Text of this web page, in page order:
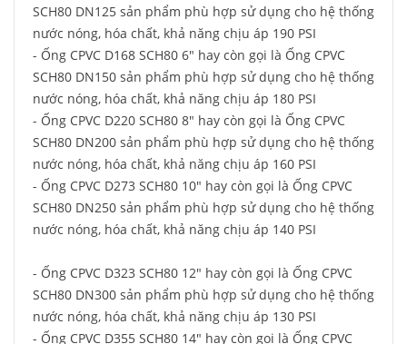
SCH80 DN125 sản phẩm phù hợp sử dụng cho hệ thống
nước nóng, hóa chất, khả năng chịu áp 190 PSI
- Ống CPVC D168 SCH80 6" hay còn gọi là Ống CPVC
SCH80 DN150 sản phẩm phù hợp sử dụng cho hệ thống
nước nóng, hóa chất, khả năng chịu áp 180 PSI
- Ống CPVC D220 SCH80 8" hay còn gọi là Ống CPVC
SCH80 DN200 sản phẩm phù hợp sử dụng cho hệ thống
nước nóng, hóa chất, khả năng chịu áp 160 PSI
- Ống CPVC D273 SCH80 10" hay còn gọi là Ống CPVC
SCH80 DN250 sản phẩm phù hợp sử dụng cho hệ thống
nước nóng, hóa chất, khả năng chịu áp 140 PSI
- Ống CPVC D323 SCH80 12" hay còn gọi là Ống CPVC
SCH80 DN300 sản phẩm phù hợp sử dụng cho hệ thống
nước nóng, hóa chất, khả năng chịu áp 130 PSI
- Ống CPVC D355 SCH80 14" hay còn gọi là Ống CPVC